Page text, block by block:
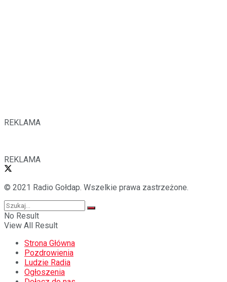
REKLAMA
REKLAMA
© 2021 Radio Gołdap. Wszelkie prawa zastrzeżone.
No Result
View All Result
Strona Główna
Pozdrowienia
Ludzie Radia
Ogłoszenia